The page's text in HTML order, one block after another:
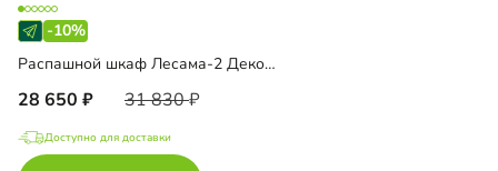
-10%
Распашной шкаф Лесама-2 Декор 1
28 650 31 830
Доступно для доставки